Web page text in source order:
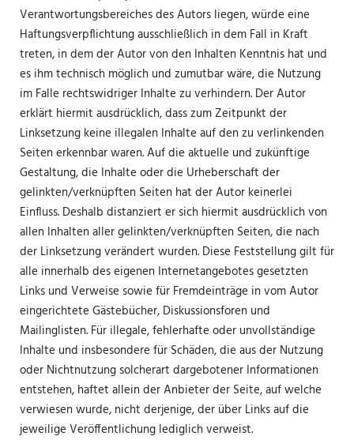
Verantwortungsbereiches des Autors liegen, würde eine
Haftungsverpflichtung ausschließlich in dem Fall in Kraft
treten, in dem der Autor von den Inhalten Kenntnis hat und
es ihm technisch möglich und zumutbar wäre, die Nutzung
im Falle rechtswidriger Inhalte zu verhindern. Der Autor
erklärt hiermit ausdrücklich, dass zum Zeitpunkt der
Linksetzung keine illegalen Inhalte auf den zu verlinkenden
Seiten erkennbar waren. Auf die aktuelle und zukünftige
Gestaltung, die Inhalte oder die Urheberschaft der
gelinkten/verknüpften Seiten hat der Autor keinerlei
Einfluss. Deshalb distanziert er sich hiermit ausdrücklich von
allen Inhalten aller gelinkten/verknüpften Seiten, die nach
der Linksetzung verändert wurden. Diese Feststellung gilt für
alle innerhalb des eigenen Internetangebotes gesetzten
Links und Verweise sowie für Fremdeinträge in vom Autor
eingerichtete Gästebücher, Diskussionsforen und
Mailinglisten. Für illegale, fehlerhafte oder unvollständige
Inhalte und insbesondere für Schäden, die aus der Nutzung
oder Nichtnutzung solcherart dargebotener Informationen
entstehen, haftet allein der Anbieter der Seite, auf welche
verwiesen wurde, nicht derjenige, der über Links auf die
jeweilige Veröffentlichung lediglich verweist.